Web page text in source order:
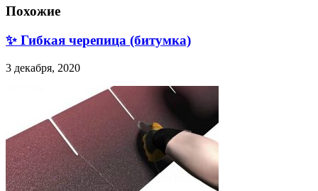
Похожие
✨ Гибкая черепица (битумка)
3 декабря, 2020